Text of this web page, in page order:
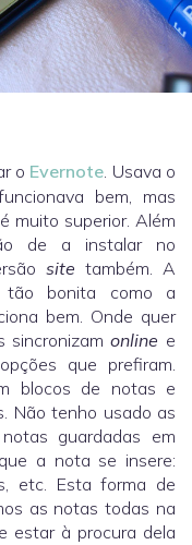
o Evernote. Usava o
bem, mas
muito superior. Além
de a instalar no
site também. A
tão bonita como a
bem. Onde quer
sincronizam online e
que prefiram.
blocos de notas e
Não tenho usado as
guardadas em
a nota se insere:
etc. Esta forma de
as notas todas na
estar à procura dela